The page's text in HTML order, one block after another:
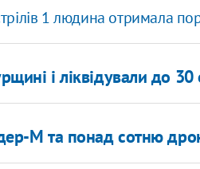
1 людина отримала
і ліквідували до 30
М та понад сотню